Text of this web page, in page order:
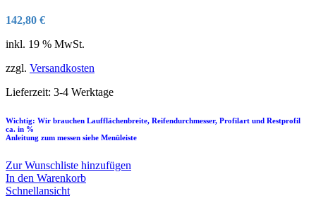
142,80 €
inkl. 19 % MwSt.
zzgl. Versandkosten
Lieferzeit: 3-4 Werktage
Wichtig: Wir brauchen Laufflächenbreite, Reifendurchmesser, Profilart und Restprofil
ca. in %
Anleitung zum messen siehe Menüleiste
Zur Wunschliste hinzufügen
In den Warenkorb
Schnellansicht